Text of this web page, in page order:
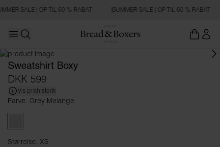
SALE | OP TIL 60 % RABAT SUMMER SALE | OP TIL 60 % RABAT
Open main menu
Sweatshirt Boxy
DKK 599
Vis prishistorik
Farve: Grey Melange
Størrelse: XS